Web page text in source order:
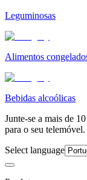
Leguminosas
Alimentos
Bebidas alcoólicas
Junte-se a mais de
para o seu telemóvel.
Select language